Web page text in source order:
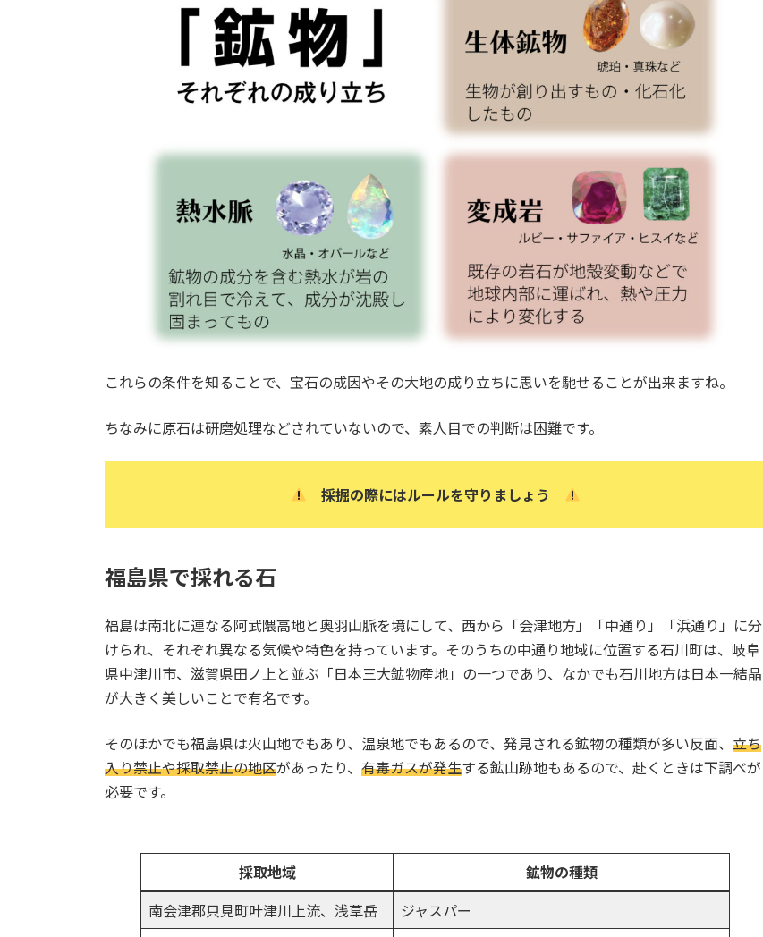
これらの条件を知ることで、宝石の成因やその大地の成り立ちに思いを馳せることが出来ますね。
ちなみに原石は研磨処理などされていないので、素人目での判断は困難です。
採掘の際にはルールを守りましょう
福島県で採れる石
福島は南北に連なる阿武隈高地と奥羽山脈を境にして、西から「会津地方」「中通り」「浜通り」に分
けられ、それぞれ異なる気候や特色を持っています。そのうちの中通り地域に位置する石川町は、岐阜
県中津川市、滋賀県田ノ上と並ぶ「日本三大鉱物産地」の一つであり、なかでも石川地方は日本一結晶
が大きく美しいことで有名です。
そのほかでも福島県は火山地でもあり、温泉地でもあるので、発見される鉱物の種類が多い反面、 立ち
入り禁止や採取禁止の地区があったり、 有毒ガスが発生する鉱山跡地もあるので、赴くときは下調べが
必要です。
採取地域 鉱物の種類
南会津郡只見町叶津川上流、浅草岳 ジャスパー